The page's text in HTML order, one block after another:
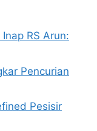
RS Arun:
Pencurian
Pesisir